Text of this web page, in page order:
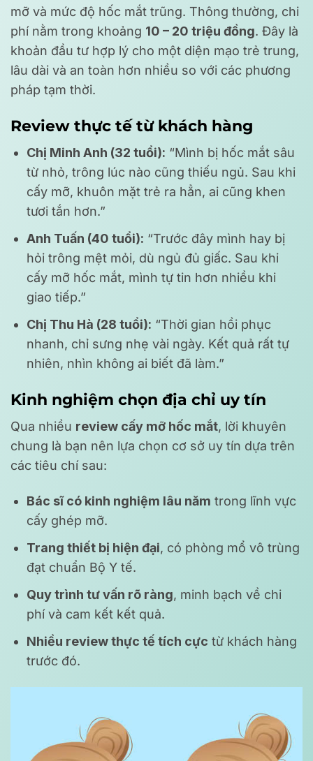
mỡ và mức độ hốc mắt trũng. Thông thường, chi
phí nằm trong khoảng 10 – 20 triệu đồng. Đây là
khoản đầu tư hợp lý cho một diện mạo trẻ trung,
lâu dài và an toàn hơn nhiều so với các phương
pháp tạm thời.
Review thực tế từ khách hàng
Chị Minh Anh (32 tuổi): “Mình bị hốc mắt sâu
từ nhỏ, trông lúc nào cũng thiếu ngủ. Sau khi
cấy mỡ, khuôn mặt trẻ ra hẳn, ai cũng khen
tươi tắn hơn.”
Anh Tuấn (40 tuổi): “Trước đây mình hay bị
hỏi trông mệt mỏi, dù ngủ đủ giấc. Sau khi
cấy mỡ hốc mắt, mình tự tin hơn nhiều khi
giao tiếp.”
Chị Thu Hà (28 tuổi): “Thời gian hồi phục
nhanh, chỉ sưng nhẹ vài ngày. Kết quả rất tự
nhiên, nhìn không ai biết đã làm.”
Kinh nghiệm chọn địa chỉ uy tín
Qua nhiều review cấy mỡ hốc mắt, lời khuyên
chung là bạn nên lựa chọn cơ sở uy tín dựa trên
các tiêu chí sau:
Bác sĩ có kinh nghiệm lâu năm trong lĩnh vực
cấy ghép mỡ.
Trang thiết bị hiện đại, có phòng mổ vô trùng
đạt chuẩn Bộ Y tế.
Quy trình tư vấn rõ ràng, minh bạch về chi
phí và cam kết kết quả.
Nhiều review thực tế tích cực từ khách hàng
trước đó.